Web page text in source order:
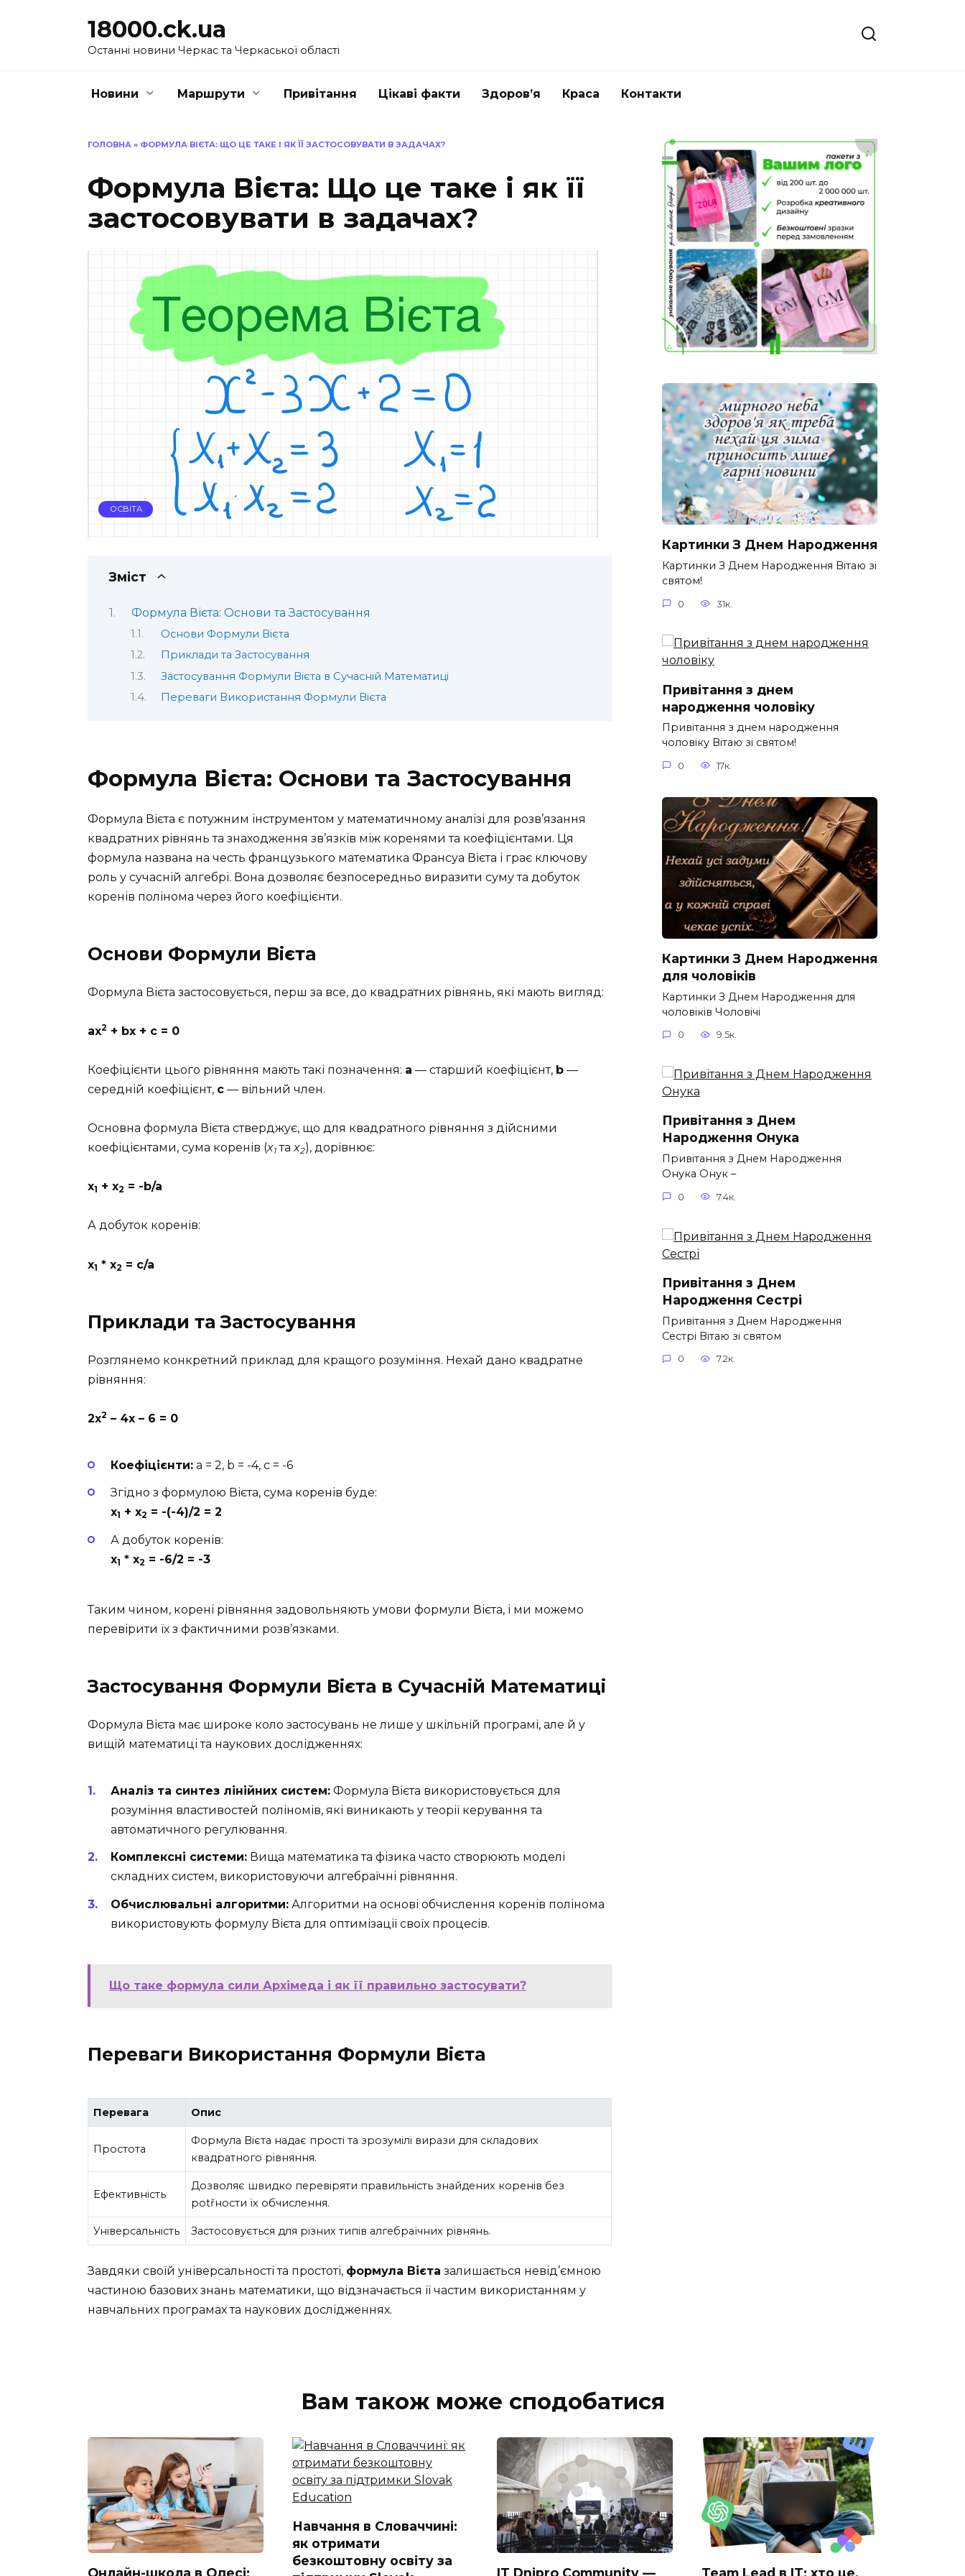
18000.ck.ua
Останні новини Черкас та Черкаської області
Новини Маршрути Привітання Цікаві факти Здоров’я Краса Контакти
ГОЛОВНА » ФОРМУЛА ВІЄТА: ЩО ЦЕ ТАКЕ І ЯК ЇЇ ЗАСТОСОВУВАТИ В ЗАДАЧАХ?
Формула Вієта: Що це таке і як її
застосовувати в задачах?
ОСВІТА
Зміст
Формула Вієта: Основи та Застосування
Основи Формули Вієта
Приклади та Застосування
Застосування Формули Вієта в Сучасній Математиці
Переваги Використання Формули Вієта
Формула Вієта: Основи та Застосування
Формула Вієта є потужним інструментом у математичному аналізі для розв’язання
квадратних рівнянь та знаходження зв’язків між коренями та коефіцієнтами. Ця
формула названа на честь французького математика Франсуа Вієта і грає ключову
роль у сучасній алгебрі. Вона дозволяє безпосередньо виразити суму та добуток
коренів полінома через його коефіцієнти.
Основи Формули Вієта
Формула Вієта застосовується, перш за все, до квадратних рівнянь, які мають вигляд:
ax2 + bx + c = 0
Коефіцієнти цього рівняння мають такі позначення: a — старший коефіцієнт, b —
середній коефіцієнт, c — вільний член.
Основна формула Вієта стверджує, що для квадратного рівняння з дійсними
коефіцієнтами, сума коренів (x1 таx2), дорівнює:
x1 + x2 = -b/a
А добуток коренів:
x1 * x2 = c/a
Приклади та Застосування
Розглянемо конкретний приклад для кращого розуміння. Нехай дано квадратне
рівняння:
2x2 – 4x – 6 = 0
Коефіцієнти: a = 2, b = -4, c = -6
Згідно з формулою Вієта, сума коренів буде:
x1 + x2 = -(-4)/2 = 2
А добуток коренів:
x1 * x2 = -6/2 = -3
Таким чином, корені рівняння задовольняють умови формули Вієта, і ми можемо
перевірити їх з фактичними розв’язками.
Застосування Формули Вієта в Сучасній Математиці
Формула Вієта має широке коло застосувань не лише у шкільній програмі, але й у
вищій математиці та наукових дослідженнях:
Аналіз та синтез лінійних систем: Формула Вієта використовується для
розуміння властивостей поліномів, які виникають у теорії керування та
автоматичного регулювання.
Комплексні системи: Вища математика та фізика часто створюють моделі
складних систем, використовуючи алгебраїчні рівняння.
Обчислювальні алгоритми: Алгоритми на основі обчислення коренів полінома
використовують формулу Вієта для оптимізації своїх процесів.
Що таке формула сили Архімеда і як її правильно застосувати?
Переваги Використання Формули Вієта
Перевага Опис
Простота
Формула Вієта надає прості та зрозумілі вирази для складових
квадратного рівняння.
Ефективність
Дозволяє швидко перевіряти правильність знайдених коренів без
potřности їх обчислення.
Універсальність Застосовується для різних типів алгебраїчних рівнянь.
Завдяки своїй універсальності та простоті, формула Вієта залишається невід’ємною
частиною базових знань математики, що відзначається її частим використанням у
навчальних програмах та наукових дослідженнях.
Картинки З Днем Народження
Картинки З Днем Народження Вітаю зі
святом!
0 31к.
Привітання з днем
народження чоловіку
Привітання з днем народження
чоловіку Вітаю зі святом!
0 17к.
Картинки З Днем Народження
для чоловіків​
Картинки З Днем Народження для
чоловіків​ Чоловічі
0 9.5к.
Привітання з Днем
Народження Онука
Привітання з Днем Народження
Онука Онук –
0 7.4к.
Привітання з Днем
Народження Сестрі
Привітання з Днем Народження
Сестрі Вітаю зі святом
0 7.2к.
Вам також може сподобатися
Онлайн-школа в Одесі:
Навчання в Словаччині:
як отримати
безкоштовну освіту за
IT Dnipro Community — Team Lead в IT: хто це,